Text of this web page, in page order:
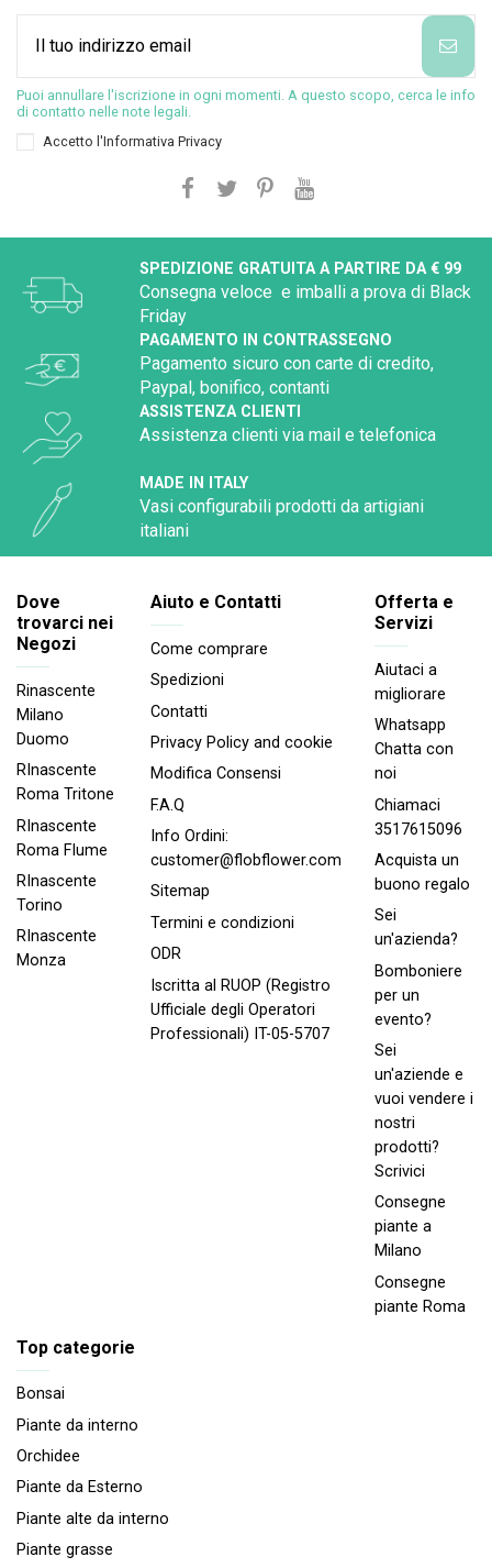
Puoi annullare l'iscrizione in ogni momenti. A questo scopo, cerca le info
di contatto nelle note legali.
Accetto l'Informativa Privacy
SPEDIZIONE GRATUITA A PARTIRE DA € 99
Consegna veloce e imballi a prova di Black
Friday
PAGAMENTO IN CONTRASSEGNO
Pagamento sicuro con carte di credito,
Paypal, bonifico, contanti
ASSISTENZA CLIENTI
Assistenza clienti via mail e telefonica
MADE IN ITALY
Vasi configurabili prodotti da artigiani
italiani
Dove
trovarci nei
Negozi
Rinascente
Milano
Duomo
RInascente
Roma Tritone
RInascente
Roma FIume
RInascente
Torino
RInascente
Monza
Aiuto e Contatti
Come comprare
Spedizioni
Contatti
Privacy Policy and cookie
Modifica Consensi
F.A.Q
Info Ordini:
customer@flobflower.com
Sitemap
Termini e condizioni
ODR
Iscritta al RUOP (Registro
Ufficiale degli Operatori
Professionali) IT-05-5707
Offerta e
Servizi
Aiutaci a
migliorare
Whatsapp
Chatta con
noi
Chiamaci
3517615096
Acquista un
buono regalo
Sei
un'azienda?
Bomboniere
per un
evento?
Sei
un'aziende e
vuoi vendere i
nostri
prodotti?
Scrivici
Consegne
piante a
Milano
Consegne
piante Roma
Top categorie
Bonsai
Piante da interno
Orchidee
Piante da Esterno
Piante alte da interno
Piante grasse